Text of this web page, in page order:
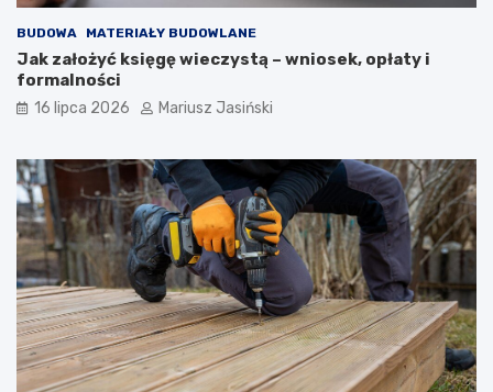
BUDOWA MATERIAŁY BUDOWLANE
Jak założyć księgę wieczystą – wniosek, opłaty i
formalności
16 lipca 2026 Mariusz Jasiński